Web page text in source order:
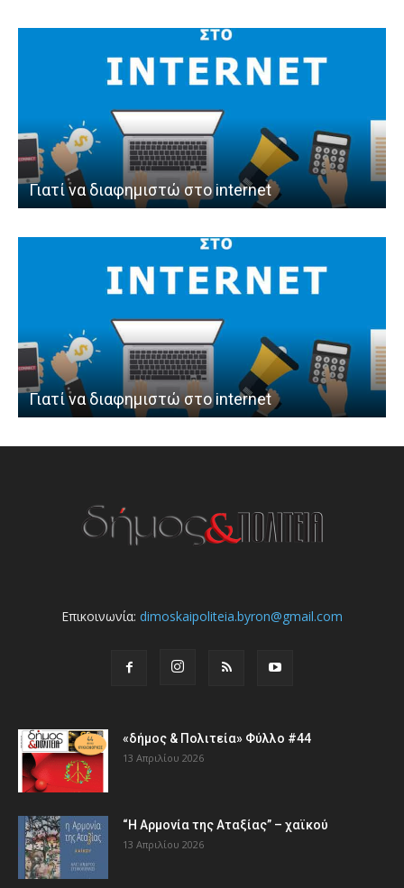
Γιατί να διαφημιστώ στο internet
Γιατί να διαφημιστώ στο internet
Επικοινωνία: dimoskaipoliteia.byron@gmail.com
«δήμος & Πολιτεία» Φύλλο #44
13 Απριλίου 2026
“Η Αρμονία της Αταξίας” – χαϊκού
13 Απριλίου 2026